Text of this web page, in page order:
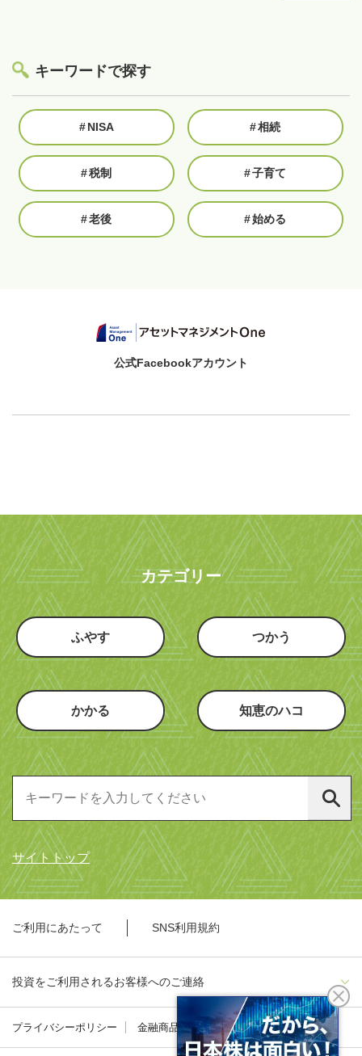
キーワードで探す
#NISA #相続
#税制 #子育て
#老後 #始める
公式Facebookアカウント
カテゴリー
ふやす つかう
かかる 知恵のハコ
サイトトップ
ご利用にあたって SNS利用規約
投資をご利用されるお客様へのご連絡
プライバシーポリシー 金融商品勧誘方針